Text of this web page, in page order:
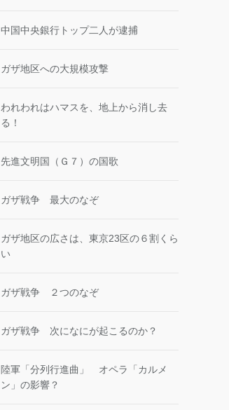
中国中央銀行トップ二人が逮捕
ガザ地区への大規模攻撃
われわれはハマスを、地上から消し去
る！
先進文明国（Ｇ７）の国歌
ガザ戦争 最大のなぞ
ガザ地区の広さは、東京23区の６割くら
い
ガザ戦争 ２つのなぞ
ガザ戦争 次になにが起こるのか？
陸軍「分列行進曲」 オペラ「カルメ
ン」の影響？